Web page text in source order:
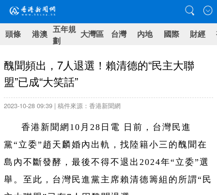
頭條 港澳 五年規
劃
大灣區 台灣 內地 國際 財經
醜聞頻出，7人退選！賴清德的“民主大聯
盟”已成“大笑話”
2023-10-28 09:39 | 稿件來源：香港新聞網
香港新聞網10月28日電 日前，台灣民進
黨“立委”趙天麟婚內出軌，找陸籍小三的醜聞在
島內不斷發酵，最後不得不退出2024年“立委”選
舉。至此，台灣民進黨主席賴清德籌組的所謂“民